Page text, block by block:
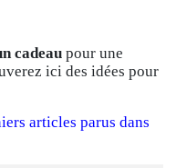
cadeaupour une
ici des idées pour
articles parus dans